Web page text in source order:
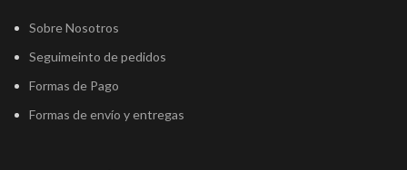
Sobre Nosotros
Seguimeinto de pedidos
Formas de Pago
Formas de envío y entregas